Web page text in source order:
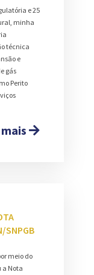
e 25
minha
técnica
e
gás
Perito
SNPGB
meio do
a Nota